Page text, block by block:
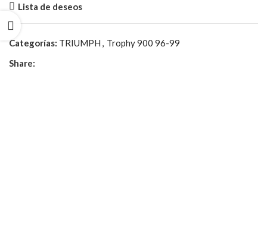
Lista de deseos
Categorías: TRIUMPH , Trophy 900 96-99
Share: